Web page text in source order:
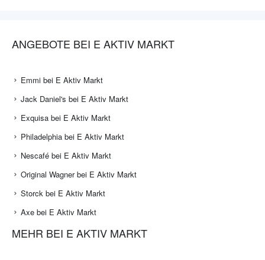
ANGEBOTE BEI E AKTIV MARKT
Emmi bei E Aktiv Markt
Jack Daniel's bei E Aktiv Markt
Exquisa bei E Aktiv Markt
Philadelphia bei E Aktiv Markt
Nescafé bei E Aktiv Markt
Original Wagner bei E Aktiv Markt
Storck bei E Aktiv Markt
Axe bei E Aktiv Markt
MEHR BEI E AKTIV MARKT